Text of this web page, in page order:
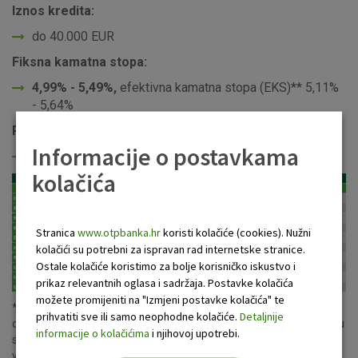
Iznos kredita:
do 40.000 EUR
Fiksna kamatna stopa:
4,99% - 5,49%, efektivna kamatna stopa (EKS)** 5,11%
- 5,64%
Rok otplate
do 10 godina
** Efektivna kamatna stopa (EKS) izračunata je na iznos kredita
od 15.000 EUR, uz rok otplate od 7 godina uz pripadajuću kamatnu
stopu. U ukupan iznos za plaćanje i EKS uključeni su troškovi
Informacije o postavkama
kolačića
Stranica www.otpbanka.hrkoristi kolačiće (cookies). Nužni
kolačići su potrebni za ispravan rad internetske stranice.
Ostale kolačiće koristimo za bolje korisničko iskustvo i
prikaz relevantnih oglasa i sadržaja. Postavke kolačića
možete promijeniti na "Izmjeni postavke kolačića" te
prihvatiti sve ili samo neophodne kolačiće. Detaljnije
informacije o kolačićima i njihovoj upotrebi.